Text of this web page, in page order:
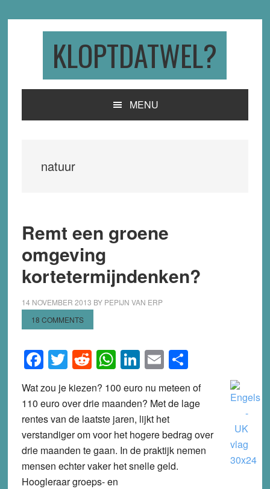
KLOPTDATWEL?
MENU
natuur
Remt een groene
omgeving
kortetermijndenken?
14 NOVEMBER 2013 BY PEPIJN VAN ERP
18 COMMENTS
Facebook
Twitter
Reddit
WhatsApp
LinkedIn
EmailShare
Wat zou je kiezen? 100 euro nu meteen of
110 euro over drie maanden? Met de lage
rentes van de laatste jaren, lijkt het
verstandiger om voor het hogere bedrag over
drie maanden te gaan. In de praktijk nemen
mensen echter vaker het snelle geld.
Hoogleraar groeps- en